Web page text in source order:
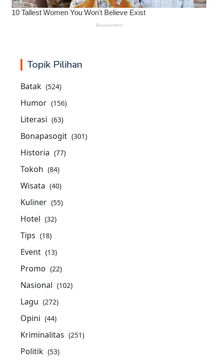
Topik Pilihan
Batak (524)
Humor (156)
Literasi (63)
Bonapasogit (301)
Historia (77)
Tokoh (84)
Wisata (40)
Kuliner (55)
Hotel (32)
Tips (18)
Event (13)
Promo (22)
Nasional (102)
Lagu (272)
Opini (44)
Kriminalitas (251)
Politik (53)